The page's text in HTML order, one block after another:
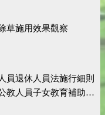
草施用效果觀察
員退休人員法施行細則
教人員子女教育補助規定